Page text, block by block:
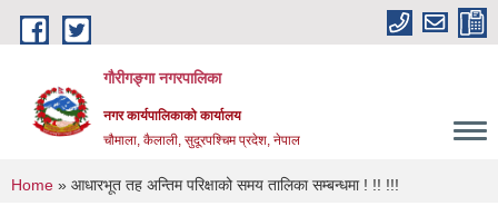
Skip to main content
गौरीगङ्गा नगरपालिका
नगर कार्यपालिकाको कार्यालय
चौमाला, कैलाली, सुदूरपश्चिम प्रदेश, नेपाल
You are here
Home » आधारभूत तह अन्तिम परिक्षाको समय तालिका सम्बन्धमा ! !! !!!